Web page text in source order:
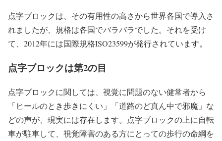
点字ブロックは、その有用性の高さから世界各国で導入さ
れましたが、規格は各国でバラバラでした。それを受け
て、2012年には国際規格ISO23599が発行されています。
点字ブロックは第2の目
点字ブロックに関しては、視覚に問題のない健常者から
「ヒールのとき歩きにくい」「道路のど真ん中で邪魔」な
どの声が、現実には存在します。点字ブロックの上に自転
車が駐車して、視覚障害のある方にとっての歩行の命綱を